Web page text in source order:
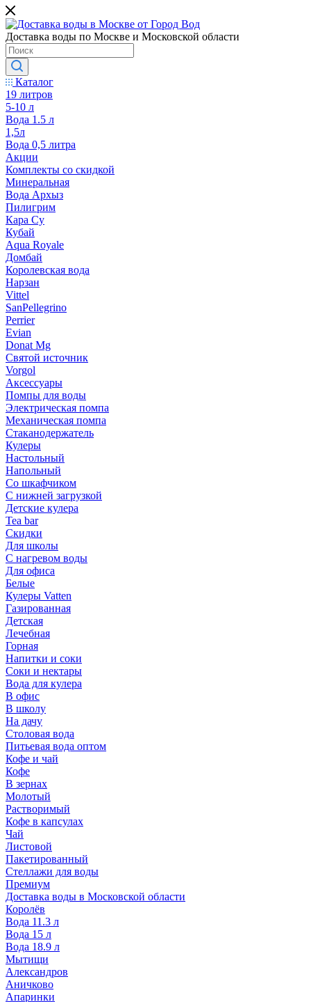
Доставка воды по Москве и Московской области
Каталог
19 литров
5-10 л
Вода 1.5 л
1,5л
Вода 0,5 литра
Акции
Комплекты со скидкой
Минеральная
Вода Архыз
Пилигрим
Кара Су
Кубай
Aqua Royale
Домбай
Королевская вода
Нарзан
Vittel
SanPellegrino
Perrier
Evian
Donat Mg
Святой источник
Vorgol
Аксессуары
Помпы для воды
Электрическая помпа
Механическая помпа
Стаканодержатель
Кулеры
Настольный
Напольный
Со шкафчиком
С нижней загрузкой
Детские кулера
Tea bar
Скидки
Для школы
С нагревом воды
Для офиса
Белые
Кулеры Vatten
Газированная
Детская
Лечебная
Горная
Напитки и соки
Соки и нектары
Вода для кулера
В офис
В школу
На дачу
Столовая вода
Питьевая вода оптом
Кофе и чай
Кофе
В зернах
Молотый
Растворимый
Кофе в капсулах
Чай
Листовой
Пакетированный
Стеллажи для воды
Премиум
Доставка воды в Московской области
Королёв
Вода 11.3 л
Вода 15 л
Вода 18.9 л
Мытищи
Александров
Аничково
Апаринки